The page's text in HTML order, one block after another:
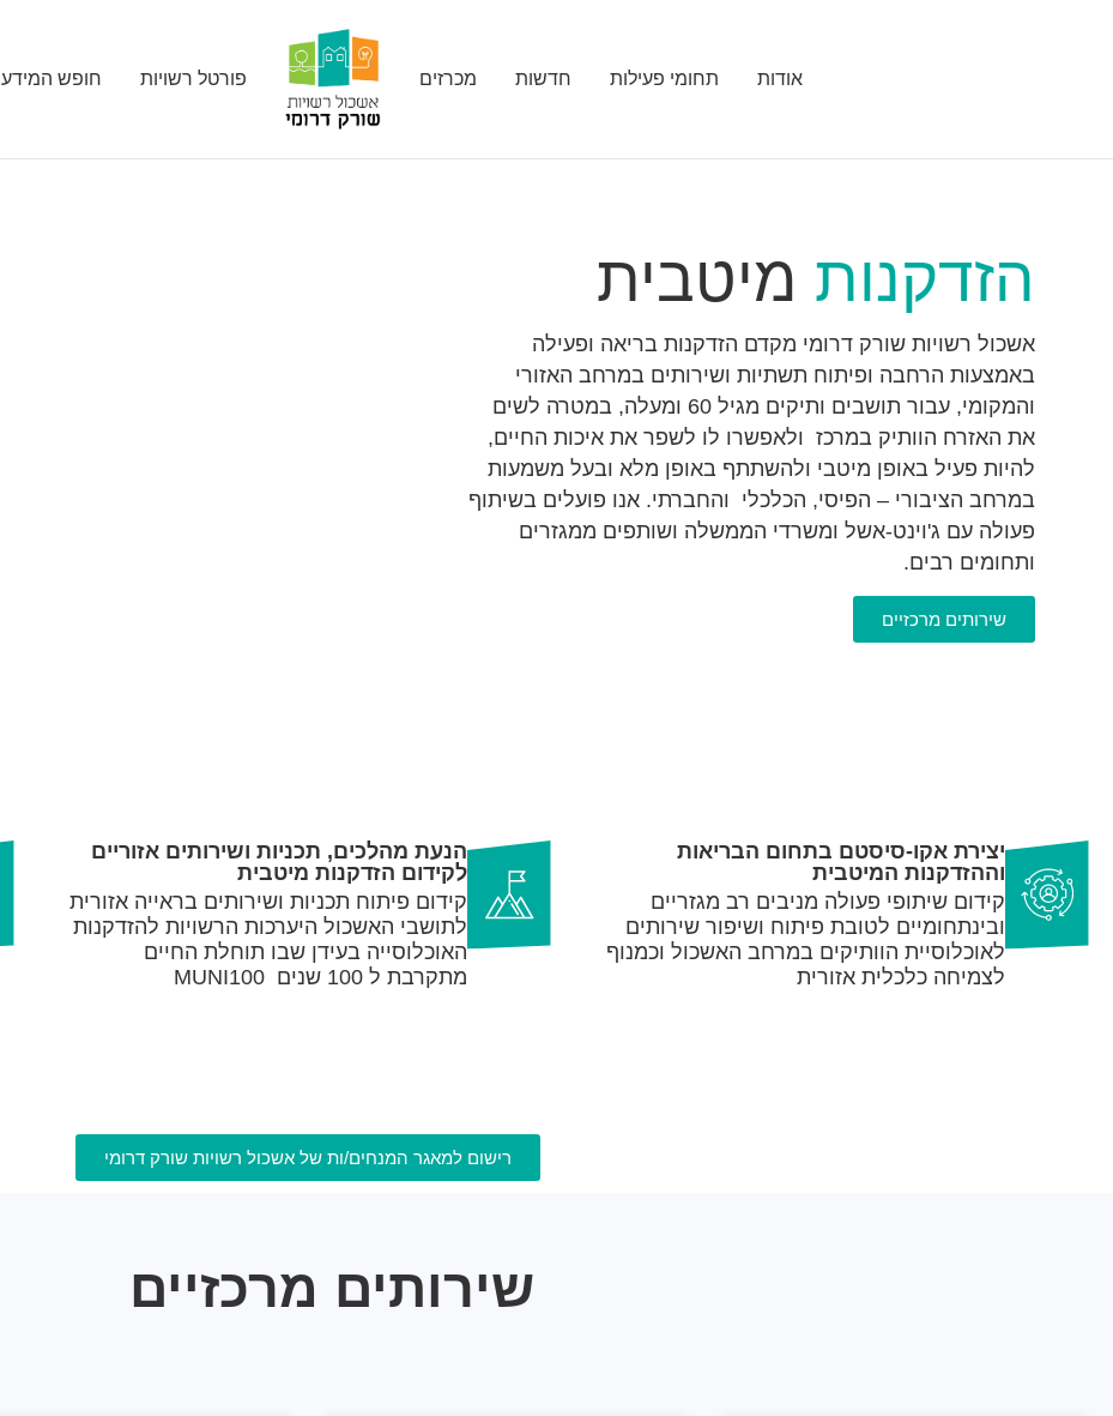
אודות תחומי פעילות חדשות מכרזים פורטל רשויות חופש המידע
הזדקנות מיטבית
אשכול רשויות שורק דרומי מקדם הזדקנות בריאה ופעילה
באמצעות הרחבה ופיתוח תשתיות ושירותים במרחב האזורי
והמקומי, עבור תושבים ותיקים מגיל 60 ומעלה, במטרה לשים
את האזרח הוותיק במרכז ולאפשרו לו לשפר את איכות החיים,
להיות פעיל באופן מיטבי ולהשתתף באופן מלא ובעל משמעות
במרחב הציבורי – הפיסי, הכלכלי והחברתי. אנו פועלים בשיתוף
פעולה עם ג'וינט-אשל ומשרדי הממשלה ושותפים ממגזרים
ותחומים רבים.
שירותים מרכזיים
יצירת אקו-סיסטם בתחום הבריאות
וההזדקנות המיטבית
קידום שיתופי פעולה מניבים רב מגזריים
ובינתחומיים לטובת פיתוח ושיפור שירותים
לאוכלוסיית הוותיקים במרחב האשכול וכמנוף
לצמיחה כלכלית אזורית
הנעת מהלכים, תכניות ושירותים אזוריים
לקידום הזדקנות מיטבית
קידום פיתוח תכניות ושירותים בראייה אזורית
לתושבי האשכול היערכות הרשויות להזדקנות
האוכלוסייה בעידן שבו תוחלת החיים
מתקרבת ל 100 שנים MUNI100
רישום למאגר המנחים/ות של אשכול רשויות שורק דרומי
שירותים מרכזיים